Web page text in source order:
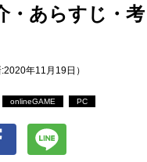
・あらすじ・考
年11月19日）
onlineGAME PC